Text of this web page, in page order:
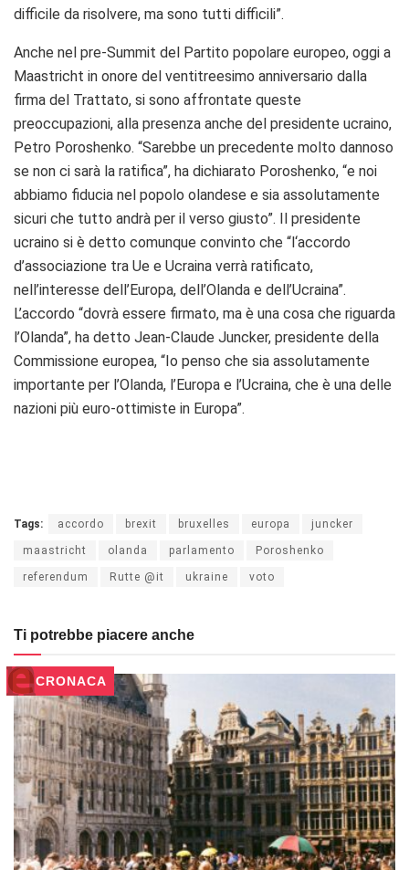
difficile da risolvere, ma sono tutti difficili”.
Anche nel pre-Summit del Partito popolare europeo, oggi a
Maastricht in onore del ventitreesimo anniversario dalla
firma del Trattato, si sono affrontate queste
preoccupazioni, alla presenza anche del presidente ucraino,
Petro Poroshenko. “Sarebbe un precedente molto dannoso
se non ci sarà la ratifica”, ha dichiarato Poroshenko, “e noi
abbiamo fiducia nel popolo olandese e sia assolutamente
sicuri che tutto andrà per il verso giusto”. Il presidente
ucraino si è detto comunque convinto che “l‘accordo
d’associazione tra Ue e Ucraina verrà ratificato,
nell’interesse dell’Europa, dell’Olanda e dell’Ucraina”.
L’accordo “dovrà essere firmato, ma è una cosa che riguarda
l’Olanda”, ha detto Jean-Claude Juncker, presidente della
Commissione europea, “Io penso che sia assolutamente
importante per l’Olanda, l’Europa e l’Ucraina, che è una delle
nazioni più euro-ottimiste in Europa”.
Tags: accordo brexit bruxelles europa juncker
maastricht olanda parlamento Poroshenko
referendum Rutte @it ukraine voto
Ti potrebbe piacere anche
CRONACA